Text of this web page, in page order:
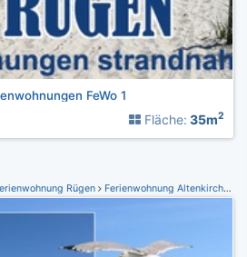
FeWo 1
Fläche: 35m2
Rügen Ferienwohnung Altenkirchen / Drewoldke